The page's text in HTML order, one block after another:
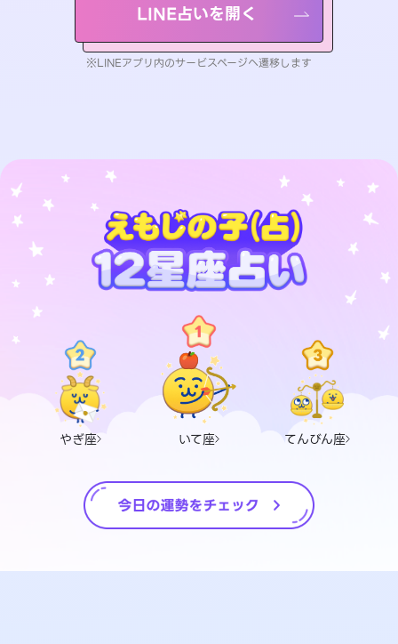
LINE占いを開く
※LINEアプリ内のサービスページへ遷移します
やぎ座 いて座 てんびん座